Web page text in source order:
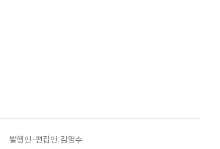
발행인·편집인: 김영수